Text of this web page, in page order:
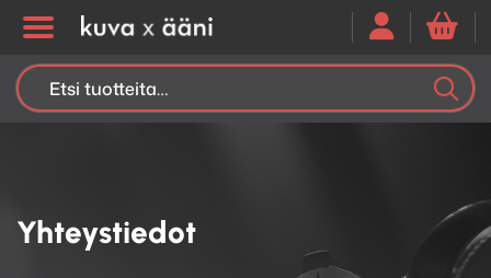
Etsi:
Yhteystiedot